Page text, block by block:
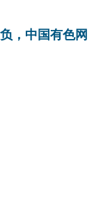
，中国有色网